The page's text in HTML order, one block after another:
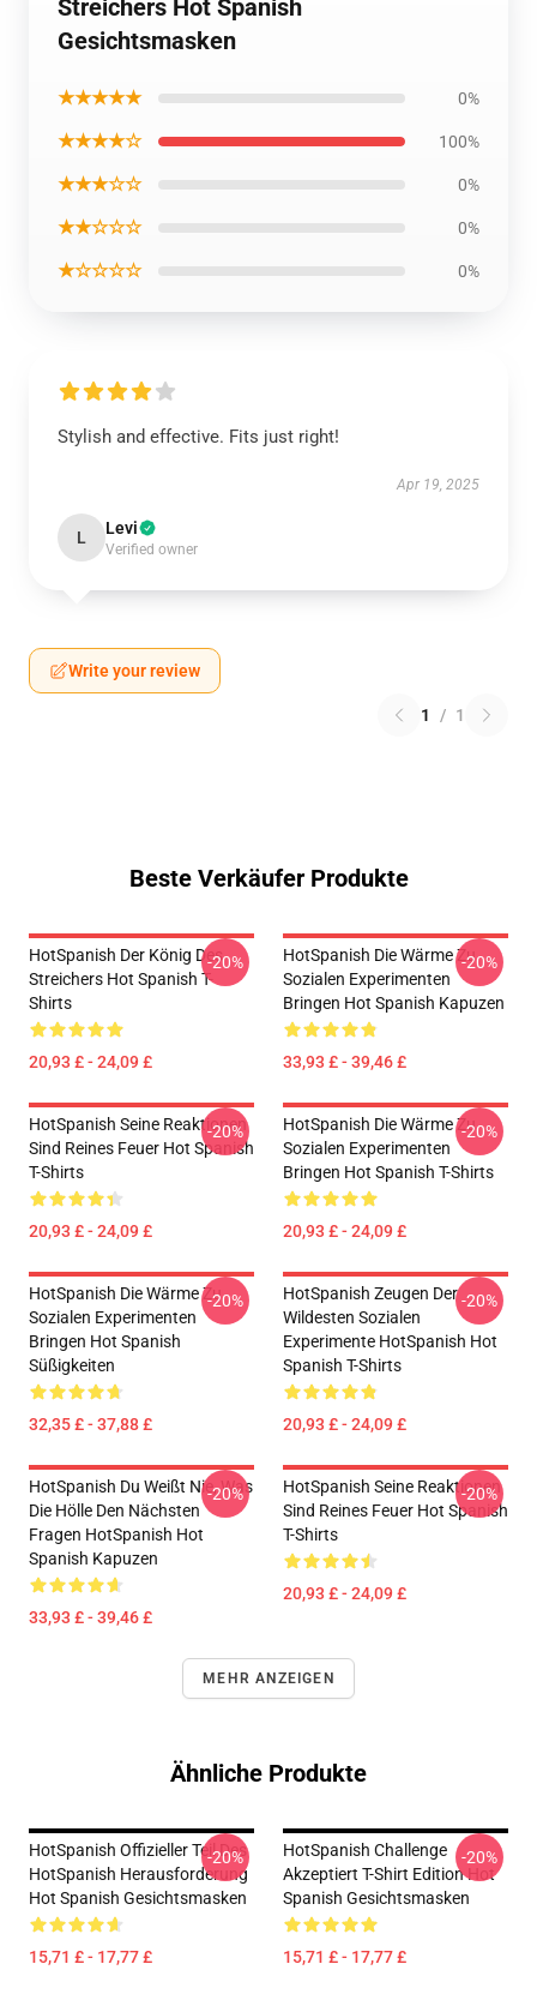
Streichers Hot Spanish
Gesichtsmasken
★★★★★ 0%
★★★★☆ 100%
★★★☆☆ 0%
★★☆☆☆ 0%
★☆☆☆☆ 0%
Stylish and effective. Fits just right!
Apr 19, 2025
L Levi
Verified owner
Write your review
1 / 1
Beste Verkäufer Produkte
HotSpanish Der König Des
Streichers Hot Spanish T-
Shirts
20,93 £ - 24,09 £
-20%
HotSpanish Die Wärme Zu
Sozialen Experimenten
Bringen Hot Spanish Kapuzen
33,93 £ - 39,46 £
-20%
HotSpanish Seine Reaktionen
Sind Reines Feuer Hot Spanish
T-Shirts
20,93 £ - 24,09 £
-20%
HotSpanish Die Wärme Zu
Sozialen Experimenten
Bringen Hot Spanish T-Shirts
20,93 £ - 24,09 £
-20%
HotSpanish Die Wärme Zu
Sozialen Experimenten
Bringen Hot Spanish
Süßigkeiten
32,35 £ - 37,88 £
-20%
HotSpanish Zeugen Der
Wildesten Sozialen
Experimente HotSpanish Hot
Spanish T-Shirts
20,93 £ - 24,09 £
-20%
HotSpanish Du Weißt Nie, Was
Die Hölle Den Nächsten
Fragen HotSpanish Hot
Spanish Kapuzen
33,93 £ - 39,46 £
-20%
HotSpanish Seine Reaktionen
Sind Reines Feuer Hot Spanish
T-Shirts
20,93 £ - 24,09 £
-20%
MEHR ANZEIGEN
Ähnliche Produkte
HotSpanish Offizieller Teil Des
HotSpanish Herausforderung
Hot Spanish Gesichtsmasken
15,71 £ - 17,77 £
-20%
HotSpanish Challenge
Akzeptiert T-Shirt Edition Hot
Spanish Gesichtsmasken
15,71 £ - 17,77 £
-20%